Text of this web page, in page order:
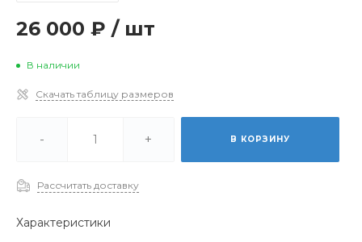
26 000 ₽ / шт
В наличии
Скачать таблицу размеров
- + В КОРЗИНУ
Рассчитать доставку
Характеристики